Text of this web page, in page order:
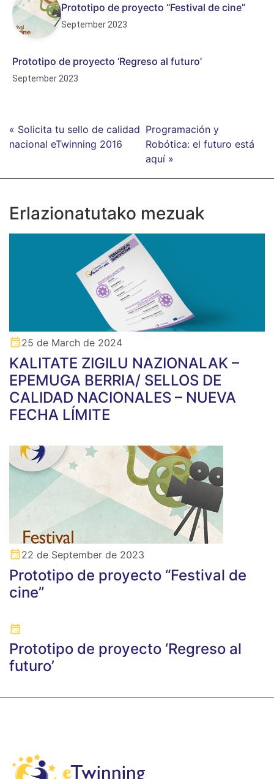
Prototipo de proyecto “Festival de cine”
September 2023
Prototipo de proyecto ‘Regreso al futuro’
September 2023
« Solicita tu sello de calidad
nacional eTwinning 2016
Programación y
Robótica: el futuro está
aquí »
Erlazionatutako mezuak
25 de March de 2024
KALITATE ZIGILU NAZIONALAK –
EPEMUGA BERRIA/ SELLOS DE
CALIDAD NACIONALES – NUEVA
FECHA LÍMITE
22 de September de 2023
Prototipo de proyecto “Festival de
cine”
Prototipo de proyecto ‘Regreso al
futuro’